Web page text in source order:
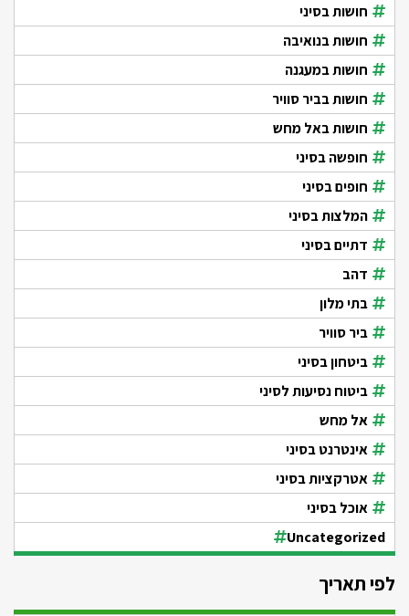
חושות בסיני
חושות בנואיבה
חושות במעגנה
חושות בביר סוויר
חושות באל מחש
חופשה בסיני
חופים בסיני
המלצות בסיני
דתיים בסיני
דהב
בתי מלון
ביר סוויר
ביטחון בסיני
ביטוח נסיעות לסיני
אל מחש
אינטרנט בסיני
אטרקציות בסיני
אוכל בסיני
Uncategorized
לפי תאריך